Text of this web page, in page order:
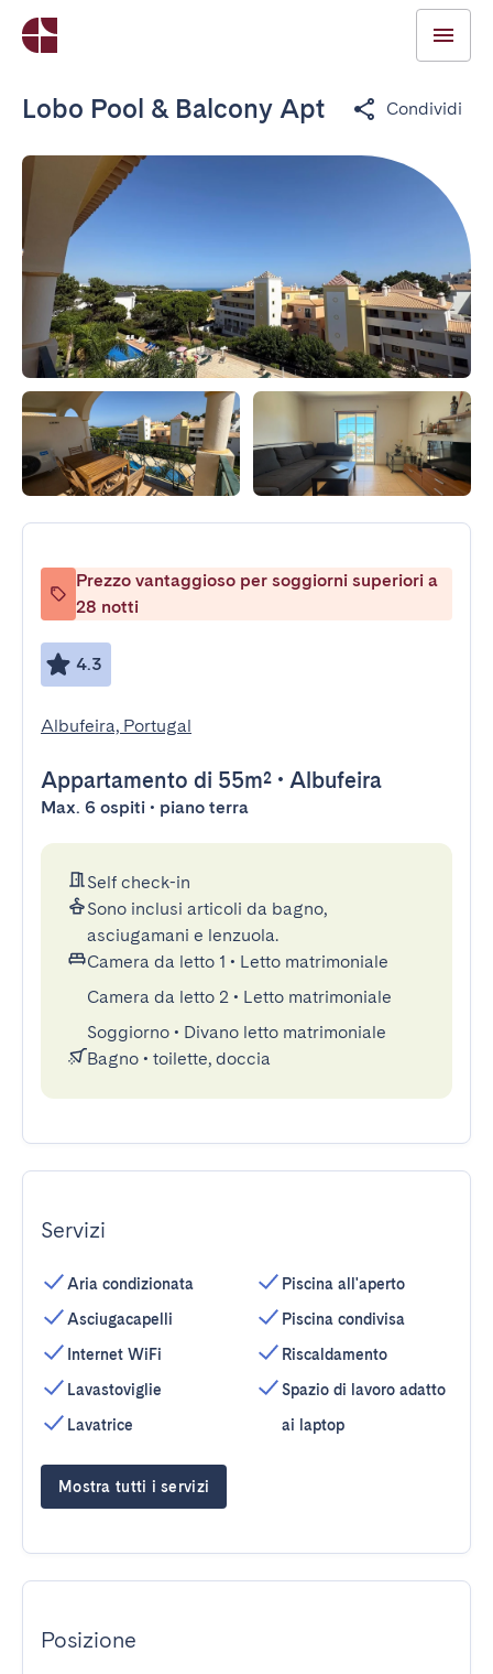
Lobo Pool & Balcony Apt Condividi
Prezzo vantaggioso per soggiorni superiori a
28 notti
4.3
Albufeira, Portugal
Appartamento di 55m² • Albufeira
Max. 6 ospiti • piano terra
Self check-in
Sono inclusi articoli da bagno,
asciugamani e lenzuola.
Camera da letto 1 • Letto matrimoniale
Camera da letto 2 • Letto matrimoniale
Soggiorno • Divano letto matrimoniale
Bagno • toilette, doccia
Servizi
Aria condizionata
Asciugacapelli
Internet WiFi
Lavastoviglie
Lavatrice
Piscina all'aperto
Piscina condivisa
Riscaldamento
Spazio di lavoro adatto
ai laptop
Mostra tutti i servizi
Posizione